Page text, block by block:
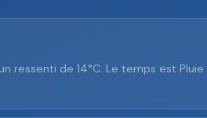
ressenti de 14°C. Le temps est